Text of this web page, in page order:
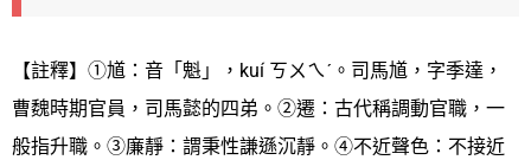
【註釋】①馗：音「魁」，kuí ㄎㄨㄟˊ。司馬馗，字季達，
曹魏時期官員，司馬懿的四弟。②遷：古代稱調動官職，一
般指升職。③廉靜：謂秉性謙遜沉靜。④不近聲色：不接近